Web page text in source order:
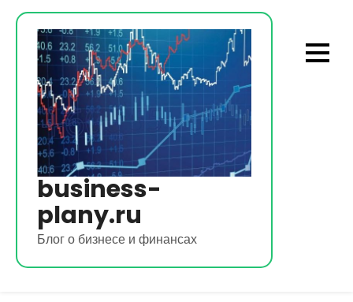
Перейти
содержимому
business-
plany.ru
Блог о бизнесе и финансах